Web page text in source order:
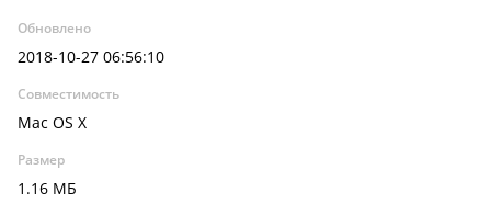
Обновлено
2018-10-27 06:56:10
Совместимость
Mac OS X
Размер
1.16 МБ